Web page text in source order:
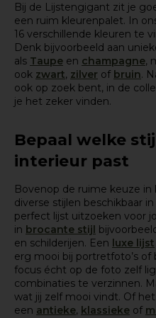
Bij de Lijstengigant zit je
een ruim kleurenpalet. In
16 verschillende kleuren te
Denk bijvoorbeeld aan
als Taupe en champagne,
ook zwart, zilver of bruin.
ook op zoek bent, in de
je het zeker vinden.
Bepaal welke
interieur past
Bovenop de ruime keuze
diverse stijlen beschikbaar
perfect lijst uitzoeken voor
in brocante stijl
en schilderijen. Een luxe lijst
erg mooi bij portretfoto’s of
focus écht op de foto zelf
combinaties te verzinnen.
wat jij zelf mooi vindt. Of
een antieke, klassieke of